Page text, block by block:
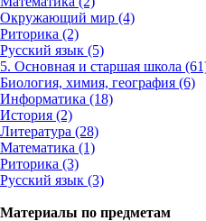
Окружающий мир (4)
Риторика (2)
Русский язык (5)
5. Основная и старшая школа
Биология, химия, география (6)
Информатика (18)
История (2)
Литература (28)
Математика (1)
Риторика (3)
Русский язык (3)
Материалы по предметам